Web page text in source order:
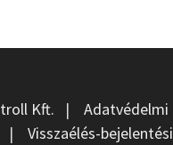
Kft. | Adatvédelmi
Visszaélés-bejelentési